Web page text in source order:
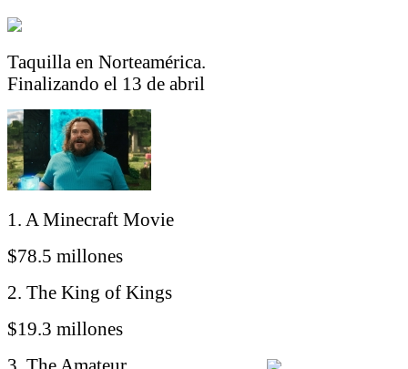
Taquilla en Norteamérica.
Finalizando el 13 de abril
1. A Minecraft Movie
$78.5 millones
2. The King of Kings
$19.3 millones
3. The Amateur